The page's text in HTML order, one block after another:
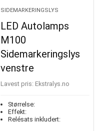
SIDEMARKERINGSLYS
LED Autolamps
M100
Sidemarkeringslys
venstre
Lavest pris: ekstralys.no
Størrelse:
Effekt:
Relésats inkludert: